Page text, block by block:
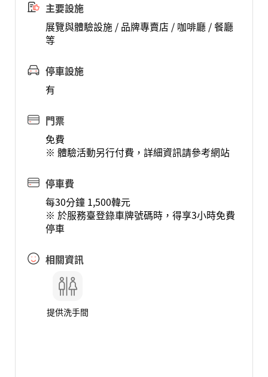
主要設施
展覽與體驗設施 / 品牌專賣店 / 咖啡廳 / 餐廳
等
停車設施
有
門票
免費
※ 體驗活動另行付費，詳細資訊請參考網站
停車費
每30分鐘 1,500韓元
※ 於服務臺登錄車牌號碼時，得享3小時免費
停車
相關資訊
提供洗手間